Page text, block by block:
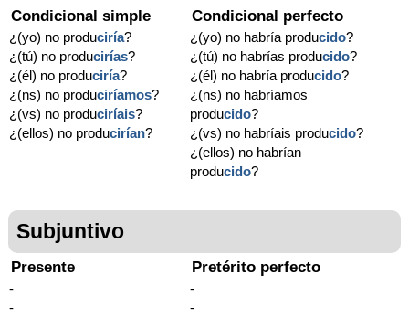
Condicional simple
¿(yo) no produciría?
¿(tú) no producirías?
¿(él) no produciría?
¿(ns) no produciríamos?
¿(vs) no produciríais?
¿(ellos) no producirían?
Condicional perfecto
¿(yo) no habría producido?
¿(tú) no habrías producido?
¿(él) no habría producido?
¿(ns) no habríamos
producido?
¿(vs) no habríais producido?
¿(ellos) no habrían
producido?
Subjuntivo
Presente
-
-
Pretérito perfecto
-
-